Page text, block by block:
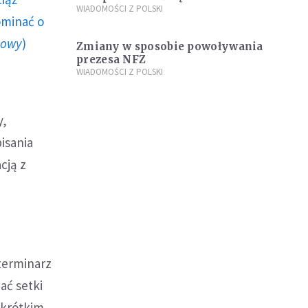
o
)
z
setki
WIADOMOŚCI Z POLSKI
Zmiany w sposobie powoływania
prezesa NFZ
WIADOMOŚCI Z POLSKI